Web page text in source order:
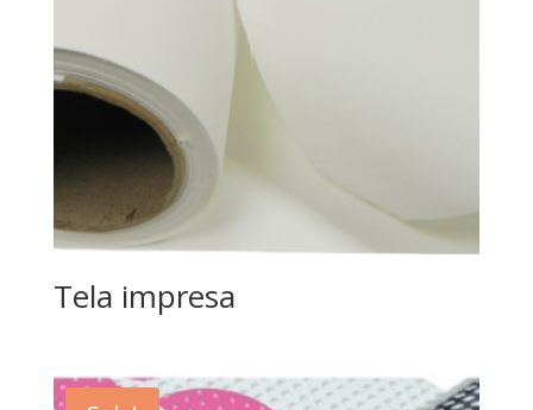
Tela impresa